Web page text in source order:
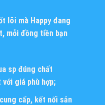
lõi mà Happy đang
mỗi đồng tiền bạn
sp đúng chất
giá phù hợp;
cấp, kết nối sản